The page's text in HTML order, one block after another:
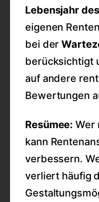
Lebensjahr
eigenen
bei der
berücksichtigt
auf andere
Bewertungen
Resümee: Wer
kann
verbessern.
verliert häufig